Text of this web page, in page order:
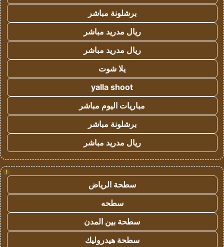
برشلونة مباشر
ريال مدريد مباشر
ريال مدريد مباشر
يلا شوت
yalla shoot
مباريات اليوم مباشر
برشلونة مباشر
ريال مدريد مباشر
!
سطحة الرياض
سطحه
سطحة بين المدن
سطحة هيدروليك